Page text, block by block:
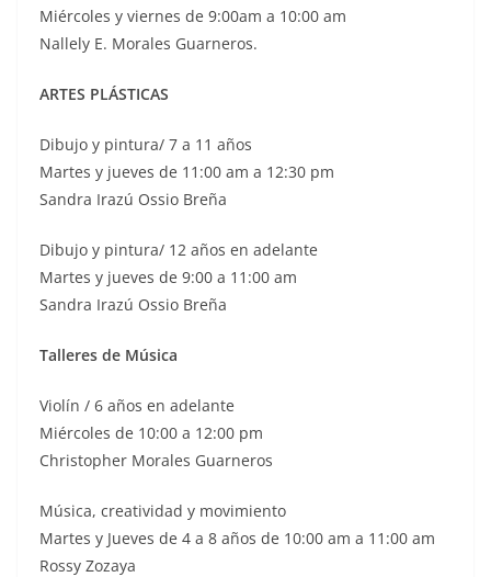
Miércoles y viernes de 9:00am a 10:00 am
Nallely E. Morales Guarneros.
ARTES PLÁSTICAS
Dibujo y pintura/ 7 a 11 años
Martes y jueves de 11:00 am a 12:30 pm
Sandra Irazú Ossio Breña
Dibujo y pintura/ 12 años en adelante
Martes y jueves de 9:00 a 11:00 am
Sandra Irazú Ossio Breña
Talleres de Música
Violín / 6 años en adelante
Miércoles de 10:00 a 12:00 pm
Christopher Morales Guarneros
Música, creatividad y movimiento
Martes y Jueves de 4 a 8 años de 10:00 am a 11:00 am
Rossy Zozaya